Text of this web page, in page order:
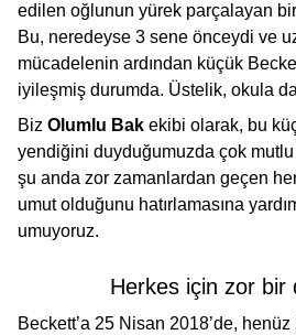
edilen oğlunun yürek parçalayan bir
Bu, neredeyse 3 sene önceydi ve
mücadelenin ardından küçük
iyileşmiş durumda. Üstelik, okula
Biz Olumlu Bak ekibi olarak, bu
yendiğini duyduğumuzda çok
şu anda zor zamanlardan geçen
umut olduğunu hatırlamasına
umuyoruz.
Herkes için zor bir
Beckett’a 25 Nisan 2018’de,